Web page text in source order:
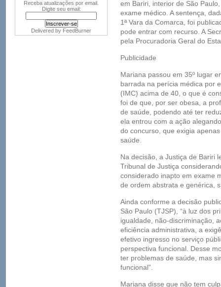
Receba atualizações por email.
Digite seu email:
Delivered by FeedBurner
em Bariri, interior de São
exame médico. A sentença,
1ª Vara da Comarca, foi
pode entrar com recurso. A
pela Procuradoria Geral do
Publicidade
Mariana passou em 35º lugar
barrada na perícia médica por
(IMC) acima de 40, o que é
foi de que, por ser obesa, a
de saúde, podendo até ter
ela entrou com a ação
do concurso, que exigia
saúde.
Na decisão, a Justiça de Bariri
Tribunal de Justiça
considerado inapto em exame
de ordem abstrata e genérica,
Ainda conforme a decisão
São Paulo (TJSP), “à luz dos
igualdade, não-discriminação,
eficiência administrativa, a
efetivo ingresso no serviço
perspectiva funcional. Desse
ter problemas de saúde, mas
funcional”.
Mariana disse que não tem